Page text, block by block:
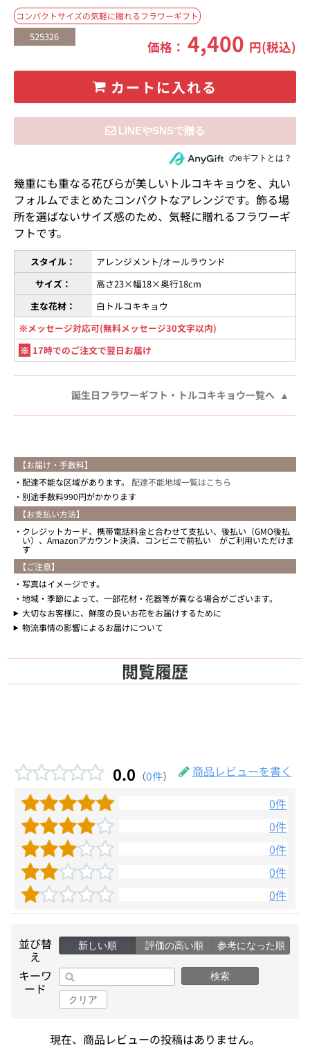
コンパクトサイズの気軽に贈れるフラワーギフト
525326
価格：4,400 円(税込)
カートに入れる
住所を知らない相手にeギフトで贈るのeギフトとは？
幾重にも重なる花びらが美しいトルコキキョウを、丸い
フォルムでまとめたコンパクトなアレンジです。飾る場
所を選ばないサイズ感のため、気軽に贈れるフラワーギ
フトです。
スタイル：
アレンジメント/オールラウンド
サイズ：
高さ23×幅18×奥行18cm
主な花材：
白トルコキキョウ
※メッセージ対応可(無料メッセージ30文字以内)
※ 17時でのご注文で翌日お届け
誕生日フラワーギフト・トルコキキョウ一覧へ
【お届け・手数料】
配達不能な区域があります。 配達不能地域一覧はこちら
別途手数料990円がかかります
【お支払い方法】
クレジットカード、携帯電話料金と合わせて支払い、後払い（GMO後払
い）、Amazonアカウント決済、コンビニで前払い がご利用いただけま
す
【ご注意】
写真はイメージです。
地域・季節によって、一部花材・花器等が異なる場合がございます。
大切なお客様に、鮮度の良いお花をお届けするために
物流事情の影響によるお届けについて
閲覧履歴
0.0 （0件）
商品レビューを書く
0件
0件
0件
0件
0件
並び替
え
新しい順 評価の高い順 参考になった順
キーワ
ード
検索
クリア
現在、商品レビューの投稿はありません。